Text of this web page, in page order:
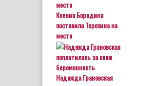
Ксения Бородина
поставила Терехина на
место
Надежда Грановская